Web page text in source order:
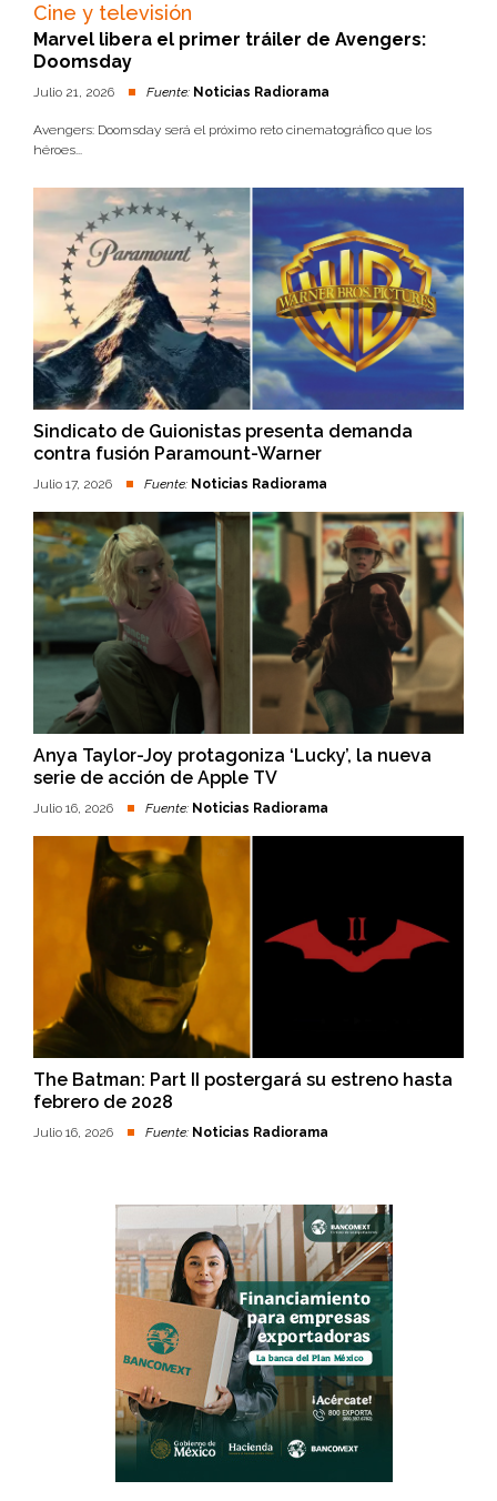
Cine y televisión
Marvel libera el primer tráiler de Avengers:
Doomsday
Julio 21, 2026 Fuente: Noticias Radiorama
Avengers: Doomsday será el próximo reto cinematográfico que los
héroes...
Sindicato de Guionistas presenta demanda
contra fusión Paramount-Warner
Julio 17, 2026 Fuente: Noticias Radiorama
Anya Taylor-Joy protagoniza ‘Lucky’, la nueva
serie de acción de Apple TV
Julio 16, 2026 Fuente: Noticias Radiorama
The Batman: Part II postergará su estreno hasta
febrero de 2028
Julio 16, 2026 Fuente: Noticias Radiorama